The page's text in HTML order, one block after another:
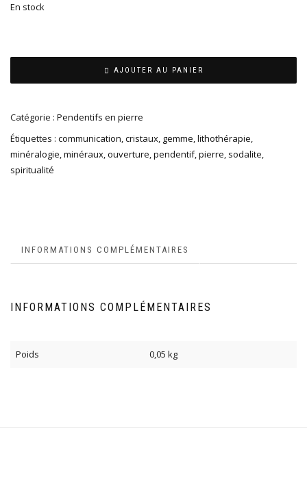
En stock
AJOUTER AU PANIER
Catégorie : Pendentifs en pierre
Étiquettes : communication,cristaux, gemme,lithothérapie,
minéralogie,minéraux,ouverture,pendentif,pierre, sodalite,
spiritualité
INFORMATIONS COMPLÉMENTAIRES
INFORMATIONS COMPLÉMENTAIRES
Poids 0,05 kg